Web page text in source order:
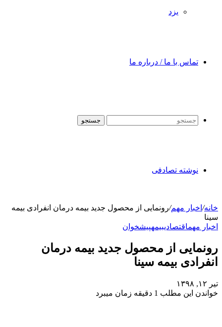
یزد
تماس با ما / درباره ما
جستجو
نوشته تصادفی
خانه/ اخبار مهم/رونمایی از محصول جدید بیمه درمان انفرادی بیمه
سینا
اخبار مهماقتصادیبیمهپیشخوان
رونمایی از محصول جدید بیمه درمان
انفرادی بیمه سینا
تیر ۱۲, ۱۳۹۸
خواندن این مطلب 1 دقیقه زمان میبرد